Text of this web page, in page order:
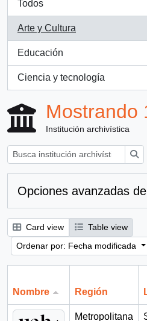
Todos
Arte y Cultura
, 1 resultados
Educación
, 1 resultados
Ciencia y tecnología
, 1 resultados
Mostrando
Institución archivística
Opciones avanzadas
Card view
Table view
Ordenar por: Fecha modificada
Nombre Región
Metropolitana